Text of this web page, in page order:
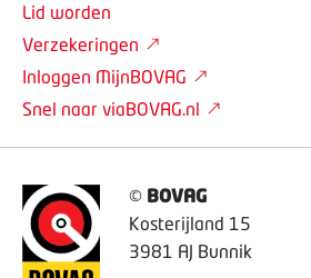
© BOVAG
Kosterijland 15
3981 AJ Bunnik
Lid worden
Verzekeringen
Inloggen MijnBOVAG
Snel naar viaBOVAG.nl